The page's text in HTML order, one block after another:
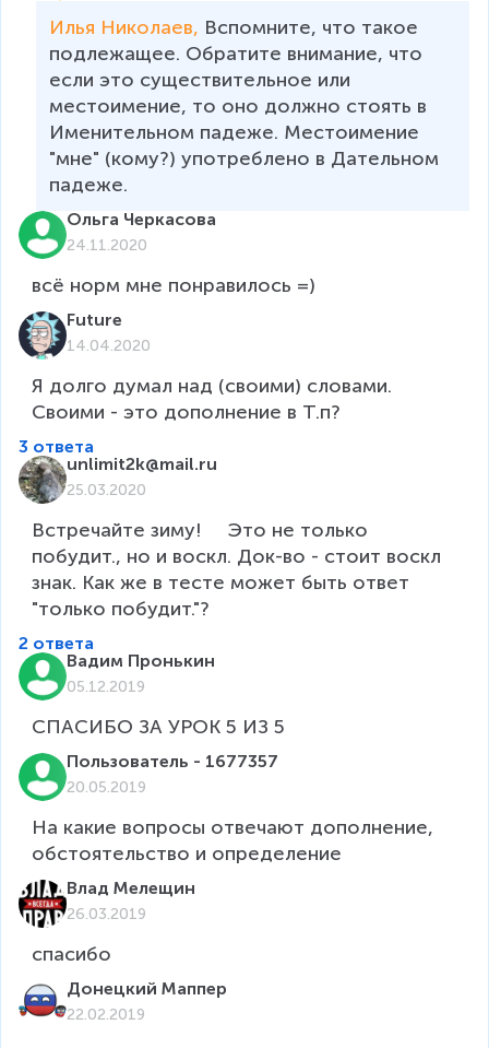
Илья Николаев, Вспомните, что такое
подлежащее. Обратите внимание, что
если это существительное или
местоимение, то оно должно стоять в
Именительном падеже. Местоимение
"мне" (кому?) употреблено в Дательном
падеже.
Ольга Черкасова
24.11.2020
всё норм мне понравилось =)
Future
14.04.2020
Я долго думал над (своими) словами.
Своими - это дополнение в Т.п?
3 ответа
unlimit2k@mail.ru
25.03.2020
Встречайте зиму!     Это не только
побудит., но и воскл. Док-во - стоит воскл
знак. Как же в тесте может быть ответ
"только побудит."?
2 ответа
Вадим Пронькин
05.12.2019
СПАСИБО ЗА УРОК 5 ИЗ 5
Пользователь - 1677357
20.05.2019
На какие вопросы отвечают дополнение,
обстоятельство и определение
Влад Мелещин
26.03.2019
Донецкий Маппер
22.02.2019